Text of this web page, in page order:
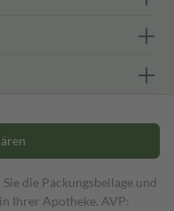
die Packungsbeilage und
Ihrer Apotheke. AVP: